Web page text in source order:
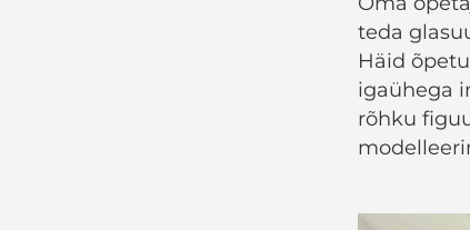
teda
Häid
igaühega
rõhku